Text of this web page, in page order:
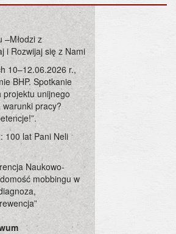
–Młodzi z
i Rozwijaj się z Nami
10–12.06.2026 r.,
BHP. Spotkanie
projektu unijnego
warunki pracy?
100 lat Pani Neli
Naukowo-
mobbingu w